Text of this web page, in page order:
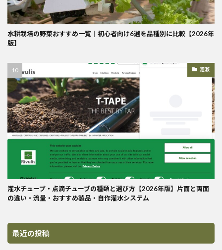
水耕栽培の野菜おすすめ一覧｜初心者向け6選を品種別に比較【2026年
版】
灌漑
灌水チューブ・点滴チューブの種類と選び方【2026年版】片面と両面
の違い・流量・おすすめ製品・自作灌水システム
最近の投稿